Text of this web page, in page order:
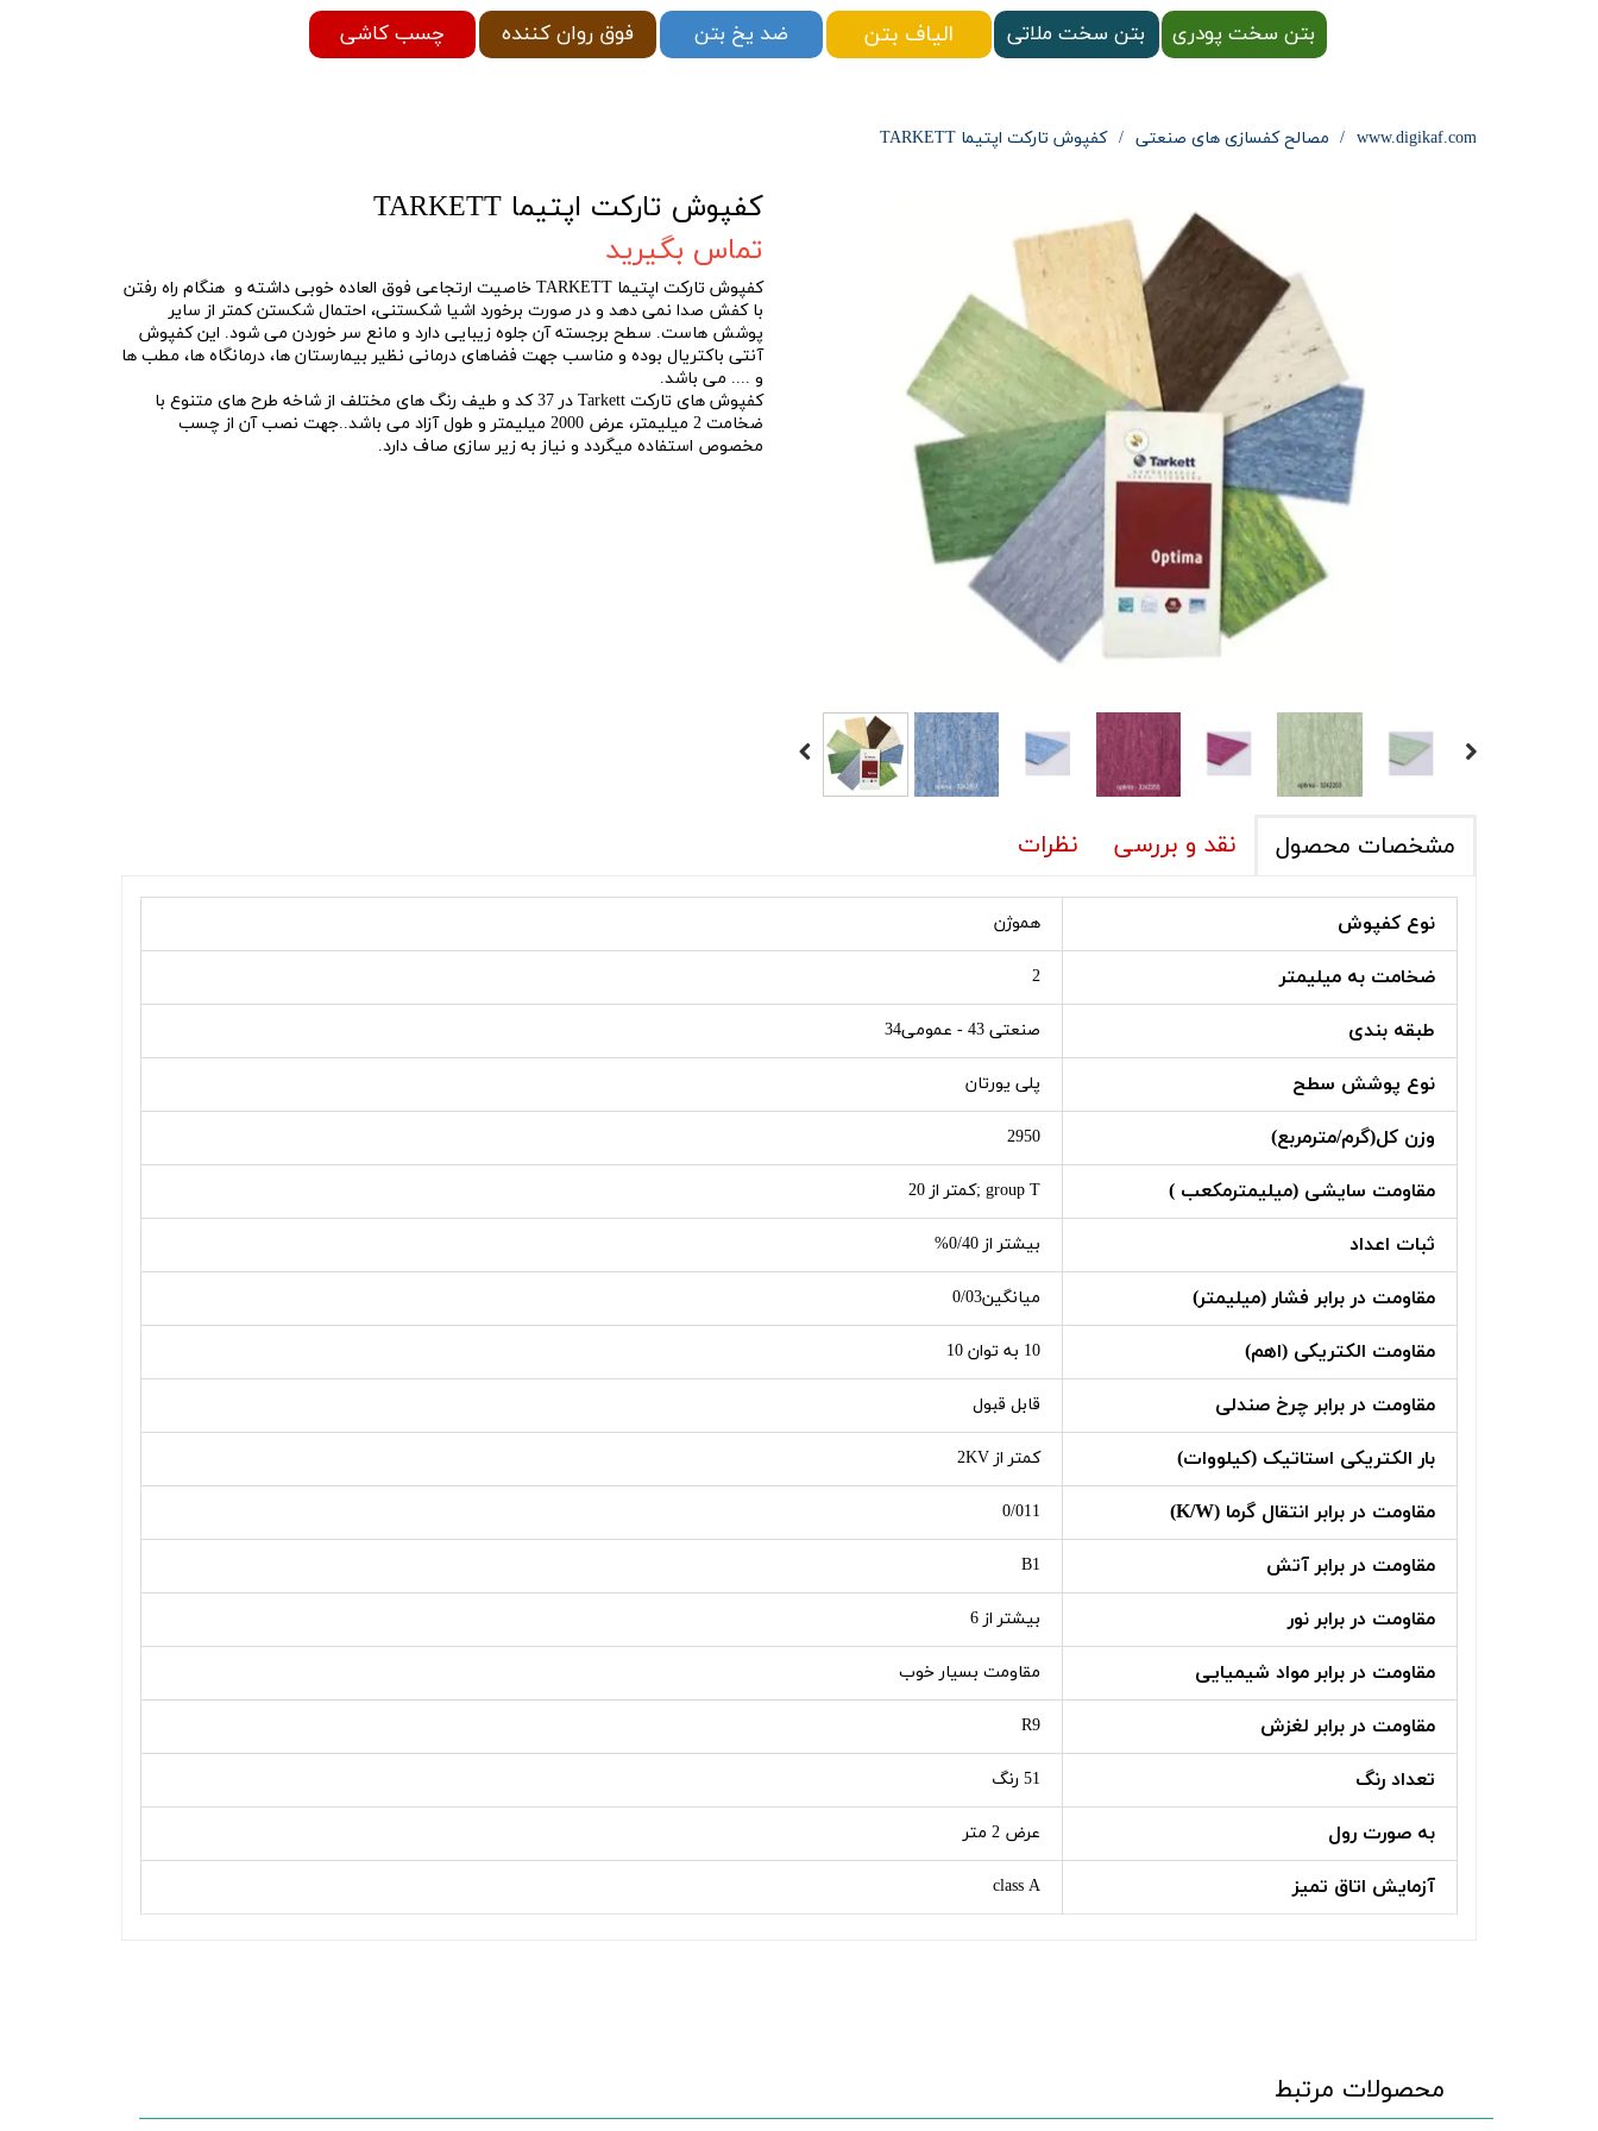
www.digikaf.com مصالح کفسازی های صنعتی کفپوش تارکت اپتیما TARKETT
کفپوش تارکت اپتیما TARKETT
تماس بگیرید
کفپوش تارکت اپتیما TARKETT خاصیت ارتجاعی فوق العاده خوبی داشته و هنگام راه رفتن
با کفش صدا نمی دهد و در صورت برخورد اشیا شکستنی، احتمال شکستن کمتر از سایر
پوشش هاست. سطح برجسته آن جلوه زیبایی دارد و مانع سر خوردن می شود. این کفپوش
آنتی باکتریال بوده و مناسب جهت فضاهای درمانی نظیر بیمارستان ها، درمانگاه ها، مطب ها
و .... می باشد.
کفپوش های تارکت Tarkett در 37 کد و طیف رنگ های مختلف از شاخه طرح های متنوع با
ضخامت 2 میلیمتر، عرض 2000 میلیمتر و طول آزاد می باشد..جهت نصب آن از چسب
مخصوص استفاده میگردد و نیاز به زیر سازی صاف دارد.
مشخصات محصول نقد و بررسی نظرات
نوع کفپوش هموژن
ضخامت به میلیمتر 2
طبقه بندی صنعتی 43 - عمومی34
نوع پوشش سطح پلی یورتان
وزن کل(گرم/مترمربع) 2950
مقاومت سایشی (میلیمترمکعب ) group T ;کمتر از 20
ثبات اعداد بیشتر از 0/40%
مقاومت در برابر فشار (میلیمتر) میانگین0/03
مقاومت الکتریکی (اهم) 10 به توان 10
مقاومت در برابر چرخ صندلی قابل قبول
بار الکتریکی استاتیک (کیلووات) کمتر از 2KV
مقاومت در برابر انتقال گرما (K/W) 0/011
مقاومت در برابر آتش B1
مقاومت در برابر نور بیشتر از 6
مقاومت در برابر مواد شیمیایی مقاومت بسیار خوب
مقاومت در برابر لغزش R9
تعداد رنگ 51 رنگ
به صورت رول عرض 2 متر
آزمایش اتاق تمیز class A
بتن سخت پودری بتن سخت ملاتی الیاف بتن چسب کاشی فوق روان کننده ضد یخ بتن
محصولات مرتبط